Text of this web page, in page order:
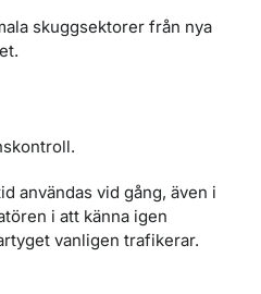
skuggsektorer från nya
användas vid gång, även i
i att känna igen
vanligen trafikerar.